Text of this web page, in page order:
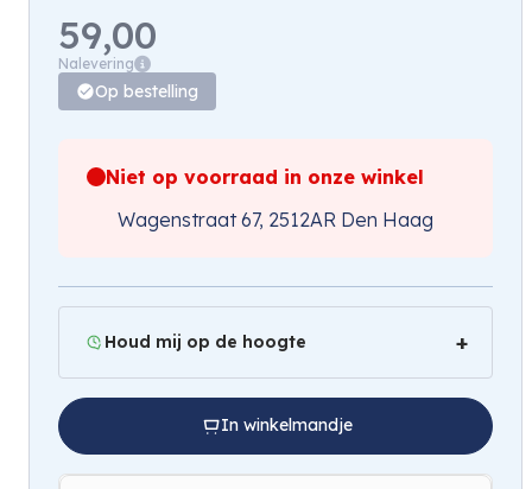
59,00
Nalevering
Op bestelling
Niet op voorraad in onze winkel
Wagenstraat 67, 2512AR Den Haag
Houd mij op de hoogte
In winkelmandje